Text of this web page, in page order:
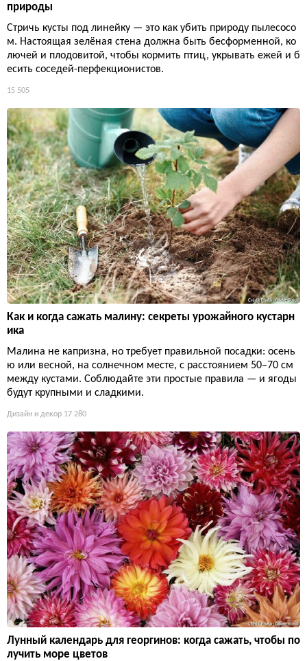
природы
Стричь кусты под линейку — это как убить природу пылесосо
м. Настоящая зелёная стена должна быть бесформенной, ко
лючей и плодовитой, чтобы кормить птиц, укрывать ежей и б
есить соседей-перфекционистов.
15 505
Как и когда сажать малину: секреты урожайного кустарн
ика
Малина не капризна, но требует правильной посадки: осень
ю или весной, на солнечном месте, с расстоянием 50–70 см
между кустами. Соблюдайте эти простые правила — и ягоды
будут крупными и сладкими.
Дизайн и декор 17 280
Лунный календарь для георгинов: когда сажать, чтобы по
лучить море цветов